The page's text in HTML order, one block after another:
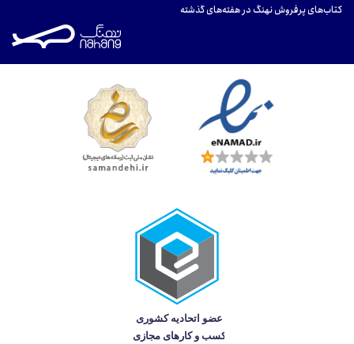
کتاب‌های پرفروش نهنگ در هفته‌های گذشته